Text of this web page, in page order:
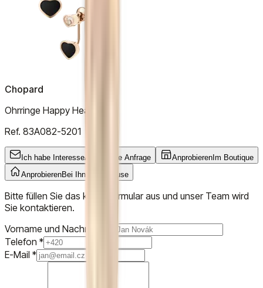
Chopard
Ohrringe Happy Hearts
Ref. 83A082-5201
Ich habe InteresseAllgemeine Anfrage Anprobieren Im Boutique
AnprobierenBei Ihnen zu Hause
Bitte füllen Sie das kurze Formular aus und unser Team wird
Sie kontaktieren.
Vorname und Nachname
Telefon *
E-Mail *